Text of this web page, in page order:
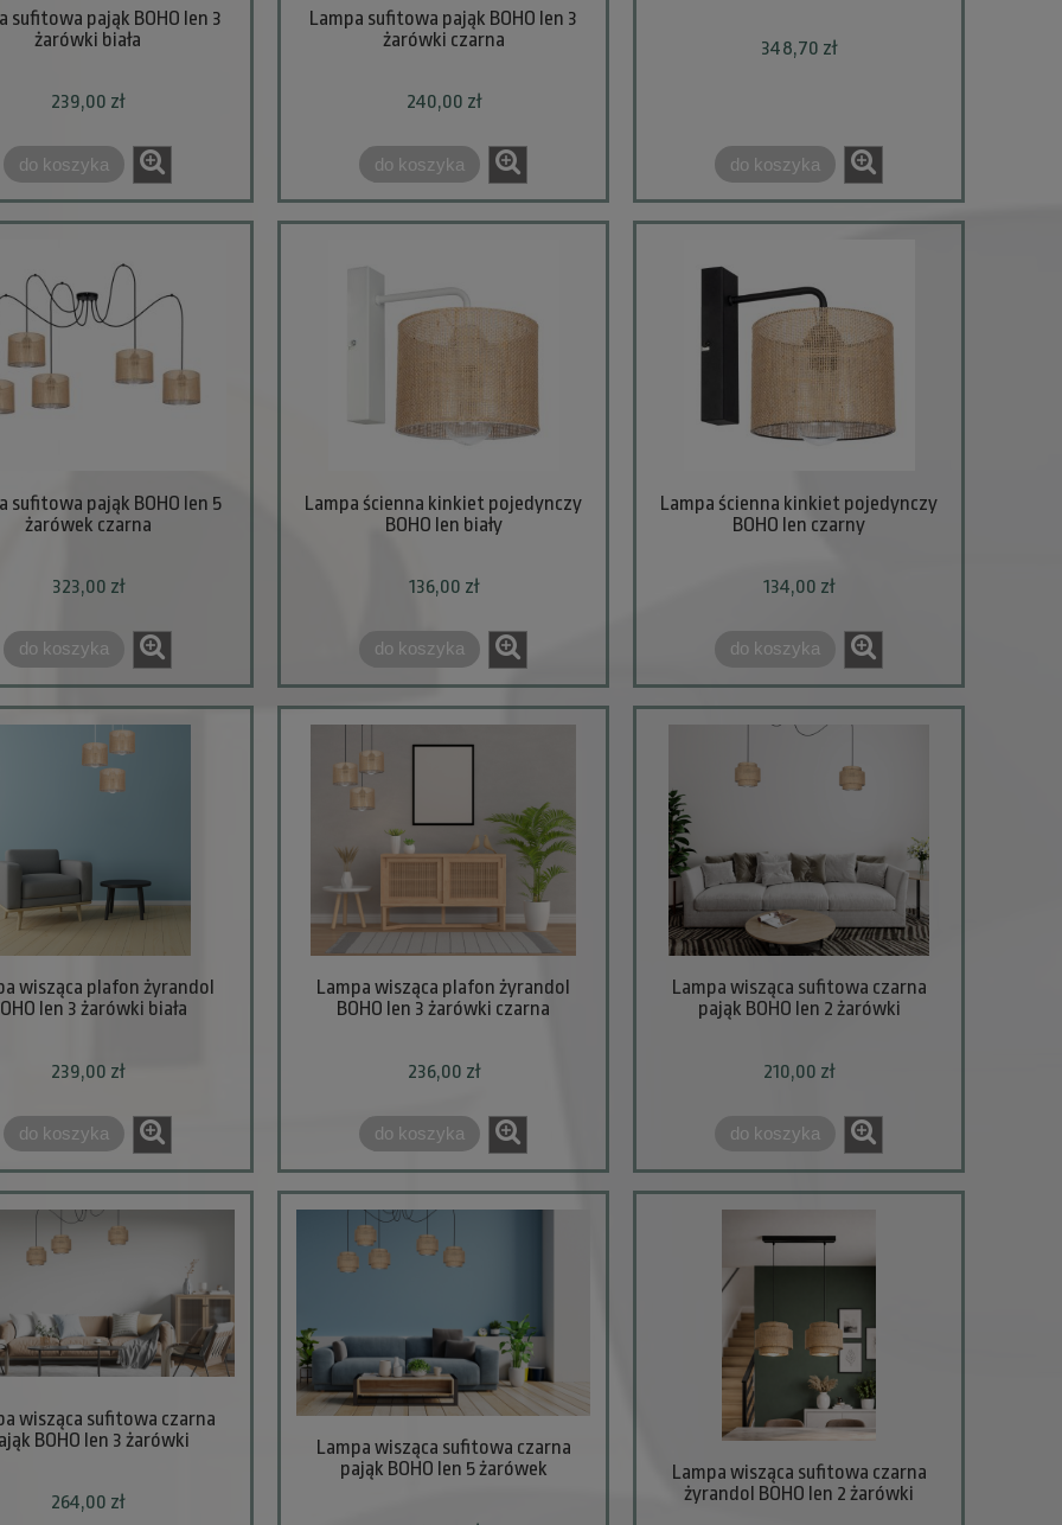
sufitowa pająk BOHO len 3
żarówki biała
239,00 zł
do koszyka
Lampa sufitowa pająk BOHO len 3
żarówki czarna
240,00 zł
do koszyka
348,70 zł
do koszyka
sufitowa pająk BOHO len 5
żarówek czarna
323,00 zł
do koszyka
Lampa ścienna kinkiet pojedynczy
BOHO len biały
136,00 zł
do koszyka
Lampa ścienna kinkiet pojedynczy
BOHO len czarny
134,00 zł
do koszyka
wisząca plafon żyrandol
len 3 żarówki biała
239,00 zł
do koszyka
Lampa wisząca plafon żyrandol
BOHO len 3 żarówki czarna
236,00 zł
do koszyka
Lampa wisząca sufitowa czarna
pająk BOHO len 2 żarówki
210,00 zł
do koszyka
wisząca sufitowa czarna
BOHO len 3 żarówki
264,00 zł
Lampa wisząca sufitowa czarna
pająk BOHO len 5 żarówek
Lampa wisząca sufitowa czarna
żyrandol BOHO len 2 żarówki